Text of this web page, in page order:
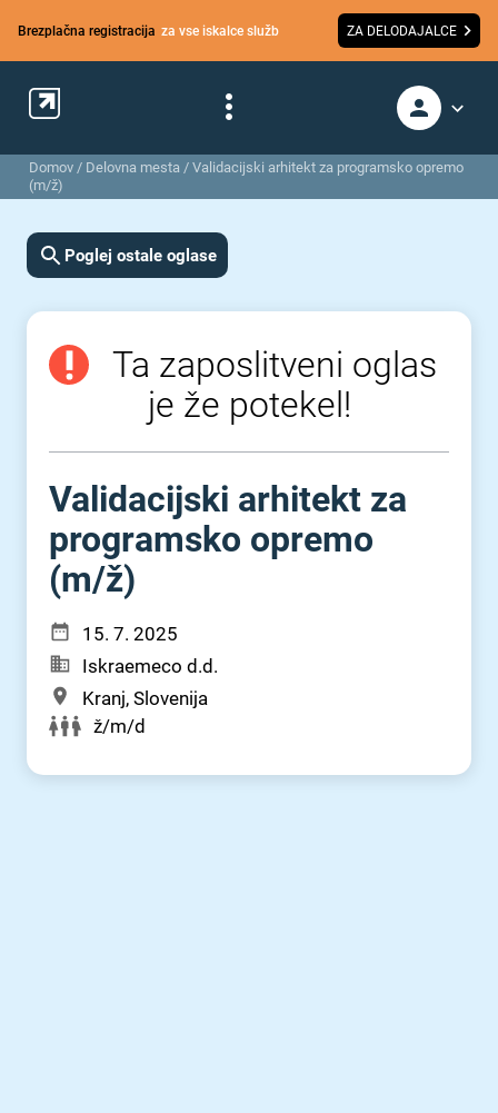
Brezplačna registracija za vse iskalce služb ZA DELODAJALCE
Domov / Delovna mesta / Validacijski arhitekt za programsko opremo
(m/ž)
Poglej ostale oglase
Ta zaposlitveni oglas
je že potekel!
Validacijski arhitekt za
programsko opremo
(m⁠/⁠ž)
15. 7. 2025
Iskraemeco d.d.
Kranj, Slovenija
ž/m/d